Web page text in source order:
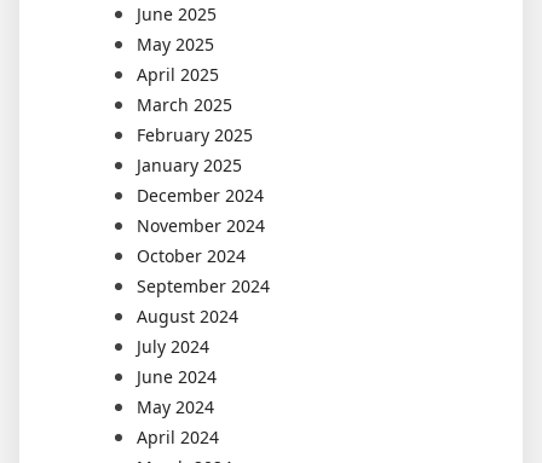
June 2025
May 2025
April 2025
March 2025
February 2025
January 2025
December 2024
November 2024
October 2024
September 2024
August 2024
July 2024
June 2024
May 2024
April 2024